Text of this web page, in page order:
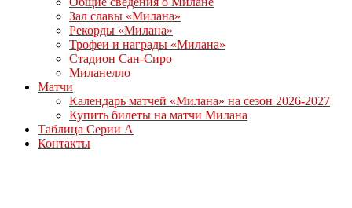
Зал славы «Милана»
Рекорды «Милана»
Трофеи и награды «Милана»
Стадион Сан-Сиро
Миланелло
Матчи
Календарь матчей «Милана» на сезон 2026-2027
Купить билеты на матчи Милана
Таблица Серии А
Контакты